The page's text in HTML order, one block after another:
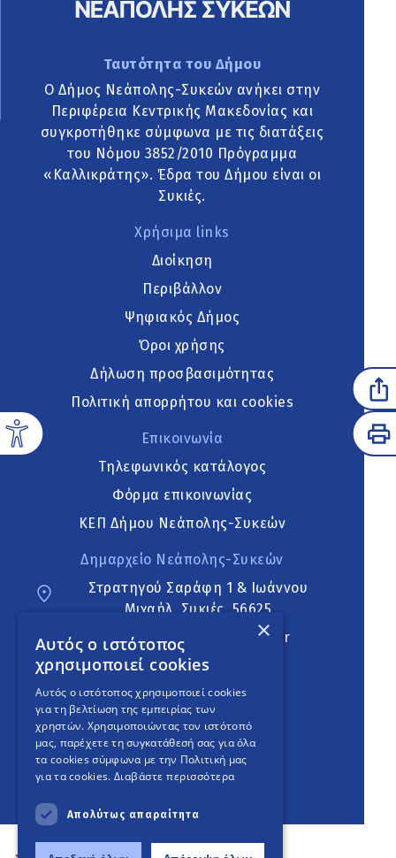
Ταυτότητα του Δήμου
Ο Δήμος Νεάπολης-Συκεών ανήκει στην
Περιφέρεια Κεντρικής Μακεδονίας και
συγκροτήθηκε σύμφωνα με τις διατάξεις
του Νόμου 3852/2010 Πρόγραμμα
«Καλλικράτης». Έδρα του Δήμου είναι οι
Συκιές.
Χρήσιμα links
Διοίκηση
Περιβάλλον
Ψηφιακός Δήμος
Όροι χρήσης
Δήλωση προσβασιμότητας
Πολιτική απορρήτου και cookies
Επικοινωνία
Τηλεφωνικός κατάλογος
Φόρμα επικοινωνίας
ΚΕΠ Δήμου Νεάπολης-Συκεών
Δημαρχείο Νεάπολης-Συκεών
Στρατηγού Σαράφη 1 & Ιωάννου
Μιχαήλ, Συκιές, 56625
neapoli.sykies@ddt.gov.gr
Ακολουθήστε
English Version
An project
×
Αυτός ο ιστότοπος
χρησιμοποιεί cookies
Αυτός ο ιστότοπος χρησιμοποιεί cookies
για τη βελτίωση της εμπειρίας των
χρηστών. Χρησιμοποιώντας τον ιστότοπό
μας, παρέχετε τη συγκατάθεσή σας για όλα
τα cookies σύμφωνα με την Πολιτική μας
για τα cookies. Διαβάστε περισσότερα
Απολύτως απαραίτητα